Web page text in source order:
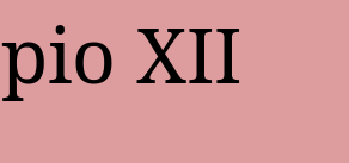
pio XII